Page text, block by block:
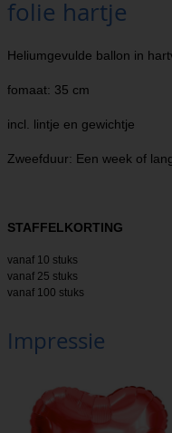
folie hartje
Heliumgevulde ballon in
fomaat: 35 cm
incl. lintje en gewichtje
Zweefduur: Een week of
STAFFELKORTING
vanaf 10 stuks
vanaf 25 stuks
vanaf 100 stuks
Impressie